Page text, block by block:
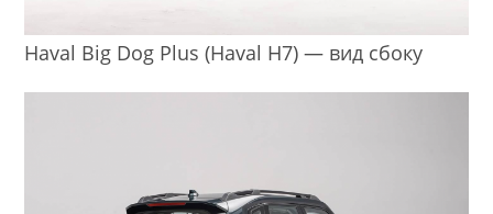
Haval Big Dog Plus (Haval H7) — вид сбоку